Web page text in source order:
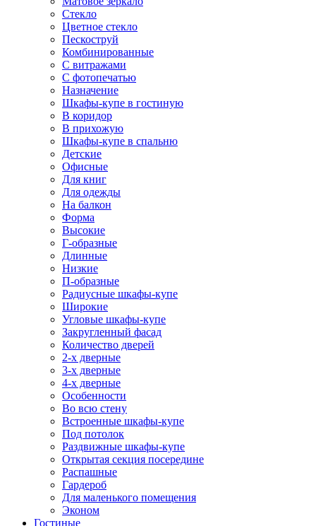
Стекло
Цветное стекло
Пескоструй
Комбинированные
С витражами
С фотопечатью
Назначение
Шкафы-купе в гостиную
В коридор
В прихожую
Шкафы-купе в спальню
Детские
Офисные
Для книг
Для одежды
На балкон
Форма
Высокие
Г-образные
Длинные
Низкие
П-образные
Радиусные шкафы-купе
Широкие
Угловые шкафы-купе
Закругленный фасад
Количество дверей
2-х дверные
3-х дверные
4-х дверные
Особенности
Во всю стену
Встроенные шкафы-купе
Под потолок
Раздвижные шкафы-купе
Открытая секция посередине
Распашные
Гардероб
Для маленького помещения
Эконом
Гостиные